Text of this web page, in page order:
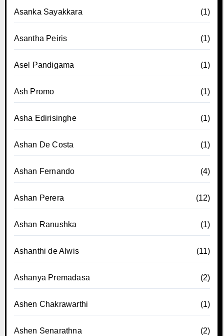
Asanka Sayakkara (1)
Asantha Peiris (1)
Asel Pandigama (1)
Ash Promo (1)
Asha Edirisinghe (1)
Ashan De Costa (1)
Ashan Fernando (4)
Ashan Perera (12)
Ashan Ranushka (1)
Ashanthi de Alwis (11)
Ashanya Premadasa (2)
Ashen Chakrawarthi (1)
Ashen Senarathna (2)